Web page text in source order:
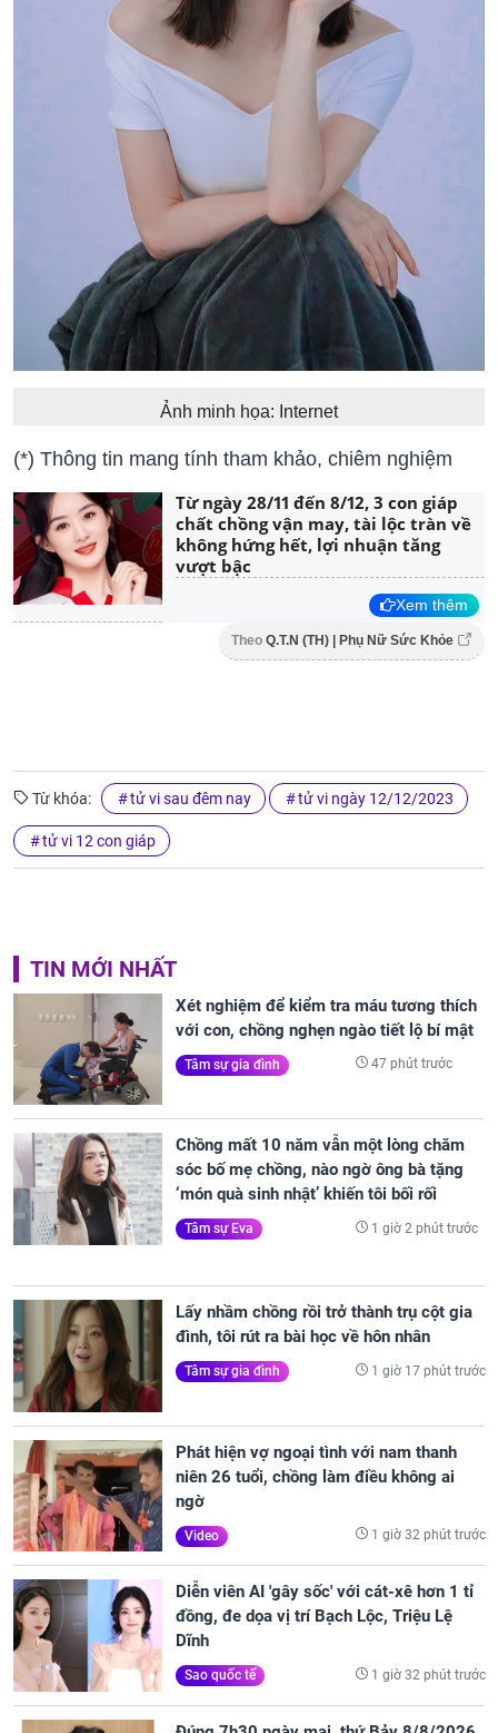
Ảnh minh họa: Internet
(*) Thông tin mang tính tham khảo, chiêm nghiệm
Từ ngày 28/11 đến 8/12, 3 con giáp
chất chồng vận may, tài lộc tràn về
không hứng hết, lợi nhuận tăng
vượt bậc
Xem thêm
Theo Q.T.N (TH) | Phụ Nữ Sức Khỏe
Từ khóa: tử vi sau đêm nay tử vi ngày 12/12/2023
tử vi 12 con giáp
TIN MỚI NHẤT
Xét nghiệm để kiểm tra máu tương thích
với con, chồng nghẹn ngào tiết lộ bí mật
Tâm sự gia đình 47 phút trước
Chồng mất 10 năm vẫn một lòng chăm
sóc bố mẹ chồng, nào ngờ ông bà tặng
‘món quà sinh nhật’ khiến tôi bối rối
Tâm sự Eva 1 giờ 2 phút trước
Lấy nhầm chồng rồi trở thành trụ cột gia
đình, tôi rút ra bài học về hôn nhân
Tâm sự gia đình 1 giờ 17 phút trước
Phát hiện vợ ngoại tình với nam thanh
niên 26 tuổi, chồng làm điều không ai
ngờ
Video 1 giờ 32 phút trước
Diễn viên AI 'gây sốc' với cát-xê hơn 1 tỉ
đồng, đe dọa vị trí Bạch Lộc, Triệu Lệ
Dĩnh
Sao quốc tế 1 giờ 32 phút trước